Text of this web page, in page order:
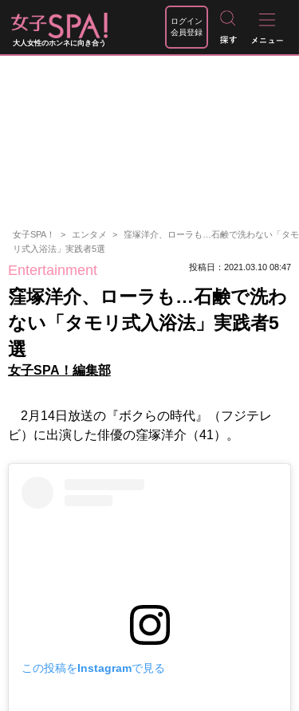
大人女性のホンネに向き合う
ログイン
会員登録
女子SPA！ エンタメ
窪塚洋介、ローラも…石鹸で洗わない「タモ
リ式入浴法」実践者5選
Entertainment 投稿日：2021.03.10 08:47
窪塚洋介、ローラも…石鹸で洗わ
ない「タモリ式入浴法」実践者5
選
女子SPA！編集部
2月14日放送の『ボクらの時代』（フジテレ
ビ）に出演した俳優の窪塚洋介（41）。
この投稿をInstagramで見る